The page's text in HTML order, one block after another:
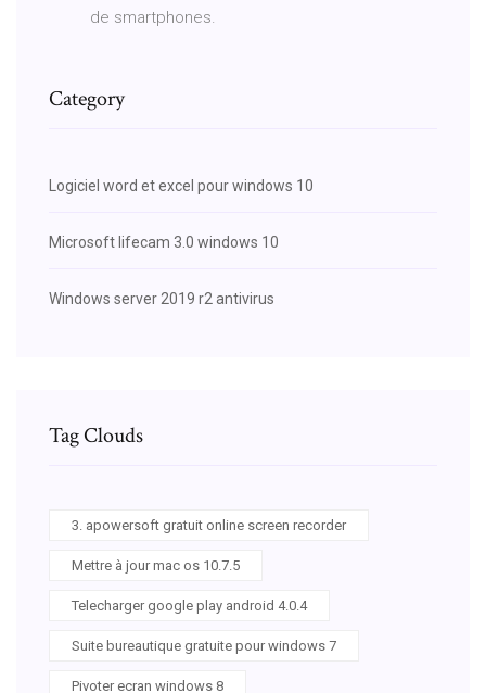
de smartphones.
Category
Logiciel word et excel pour windows 10
Microsoft lifecam 3.0 windows 10
Windows server 2019 r2 antivirus
Tag Clouds
3. apowersoft gratuit online screen recorder
Mettre à jour mac os 10.7.5
Telecharger google play android 4.0.4
Suite bureautique gratuite pour windows 7
Pivoter ecran windows 8